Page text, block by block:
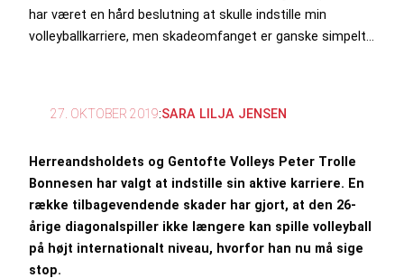
har været en hård beslutning at skulle indstille min
volleyballkarriere, men skadeomfanget er ganske simpelt…
27. OKTOBER 2019:SARA LILJA JENSEN
Herreandsholdets og Gentofte Volleys Peter Trolle
Bonnesen har valgt at indstille sin aktive karriere. En
række tilbagevendende skader har gjort, at den 26-
årige diagonalspiller ikke længere kan spille volleyball
på højt internationalt niveau, hvorfor han nu må sige
stop.